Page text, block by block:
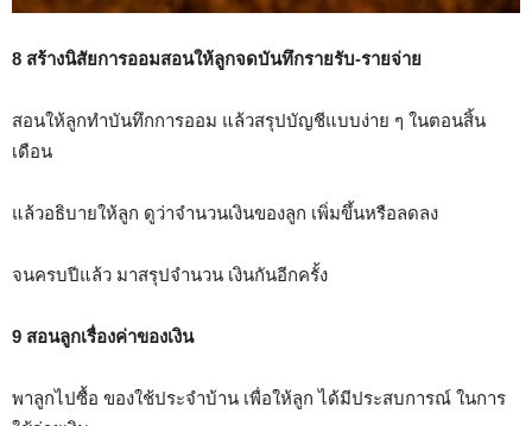
8 สร้างนิสัยการออมสอนให้ลูกจดบันทึกรายรับ-รายจ่าย
สอนให้ลูกทำบันทึกการออม แล้วสรุปบัญชีแบบง่าย ๆ ในตอนสิ้น
เดือน
แล้วอธิบายให้ลูก ดูว่าจำนวนเงินของลูก เพิ่มขึ้นหรือลดลง
จนครบปีแล้ว มาสรุปจำนวน เงินกันอีกครั้ง
9 สอนลูกเรื่องค่าของเงิน
พาลูกไปซื้อ ของใช้ประจำบ้าน เพื่อให้ลูก ได้มีประสบการณ์ ในการ